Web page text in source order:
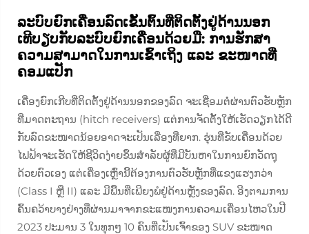
ລະບົບຍົກເຄື່ອນລົດເຂັ້ນຕົ້ນທີ່ຕິດຕັ້ງຢູ່ດ້ານນອກ
ເທີບຽບກັບລະບົບຍົກເຄື່ອນດ້ວຍມື: ການຮັກສາ
ຄວາມສາມາດໃນການເຂົ້າເຖິງ ແລະ ຂະໜາດທີ່
ຄອມແປັກ
ເຄື່ອງຍົກເກີບທີ່ຕິດຕັ້ງຢູ່ດ້ານນອກຂອງລົດ ຈະເຊື່ອມຕໍ່ຜ່ານຕົວຮັບຫຼັກ
ທີ່ມາດຕະຖານ (hitch receivers) ແຕ່ການຈັດຕັ້ງໃຫ້ເຮັດວຽກໄດ້ດີ
ກັບລົດຂະໜາດນ້ອຍອາດຈະເປັນເລື່ອງທີ່ຍາກ. ຮຸ່ນທີ່ຂັບເຄື່ອນດ້ວຍ
ໄຟຟ້າຈະເຮັດໃຫ້ຊີວິດງ່າຍຂຶ້ນສຳລັບຜູ້ທີ່ມີບັນຫາໃນການຍົກວັດຖຸ
ດ້ວຍຕົວເອງ ແຕ່ເຄື່ອງເຫຼົ່ານີ້ຕ້ອງການຕົວຮັບຫຼັກທີ່ແຂງແຮງກວ່າ
(Class I ຫຼື II) ແລະ ມີພື້ນທີ່ເພີຍງພໍຢູ່ດ້ານຫຼັງຂອງລົດ. ອີງຕາມການ
ຄົ້ນຄວ້າບາງຢ່າງທີ່ຜ່ານມາຈາກຂະແໜງການຄວາມເຄື່ອນໄຫວໃນປີ
2023 ປະມານ 3 ໃນທຸກໆ 10 ຄົນທີ່ເປັນເຈົ້າຂອງ SUV ຂະໜາດ